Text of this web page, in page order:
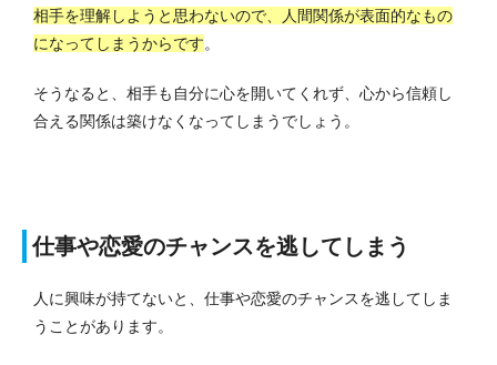
相手を理解しようと思わないので、人間関係が表面的なもの
になってしまうからです。
そうなると、相手も自分に心を開いてくれず、心から信頼し
合える関係は築けなくなってしまうでしょう。
仕事や恋愛のチャンスを逃してしまう
人に興味が持てないと、仕事や恋愛のチャンスを逃してしま
うことがあります。